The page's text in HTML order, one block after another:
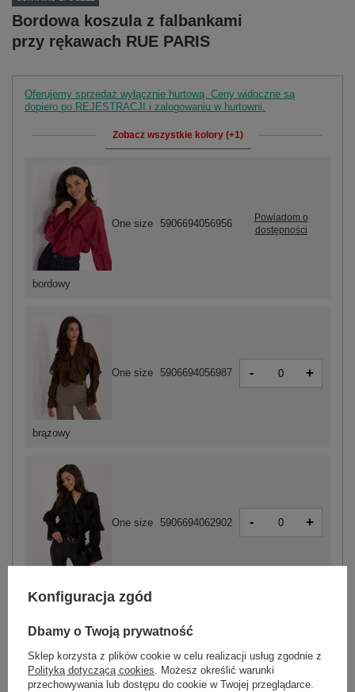
Bordowa koszula z falbankami
przy rękawach RUE PARIS
Oferujemy sprzedaż wyłącznie hurtową. Ceny widoczne są
dopiero po REJESTRACJI i zalogowaniu w hurtowni.
Zobacz wszystkie kolory (+1)
brązowy
One size 5906694056987 - +
One size 5906694062902 - +
One size 5906694056970 -
bordowy
One size 5906694056956
Powiadom o
dostępności
Konfiguracja zgód
Dbamy o Twoją prywatność
Sklep korzysta z plików cookie w celu realizacji usług zgodnie z
Polityką dotyczącą cookies. Możesz określić warunki
przechowywania lub dostępu do cookie w Twojej przeglądarce.